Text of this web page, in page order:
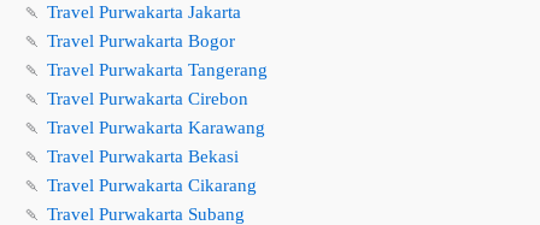
🍡 Travel Purwakarta Jakarta
🍡 Travel Purwakarta Bogor
🍡 Travel Purwakarta Tangerang
🍡 Travel Purwakarta Cirebon
🍡 Travel Purwakarta Karawang
🍡 Travel Purwakarta Bekasi
🍡 Travel Purwakarta Cikarang
🍡 Travel Purwakarta Subang